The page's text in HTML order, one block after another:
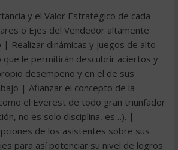
y el Valor Estratégico de cada
o Ejes del Vendedor altamente
Realizar dinámicas y juegos de alto
que le permitirán descubrir aciertos y
desempeño y en el de sus
| Afianzar el concepto de la
el Everest de todo gran triunfador
no es solo disciplina, es…). |
de los asistentes sobre sus
para así potenciar su nivel de logros